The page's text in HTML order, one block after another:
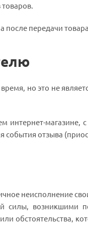
после передачи
но это не
интернет-магазине,
события отзыва
неисполнение
силы, возникшими
обстоятельства,